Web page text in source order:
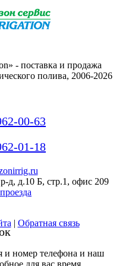
- поставка и продажа
полива, 2006-2026
00-63
01-18
д, д.10 Б, стр.1, офис 209
| Обратная связь
и номер телефона и наш
для вас время.